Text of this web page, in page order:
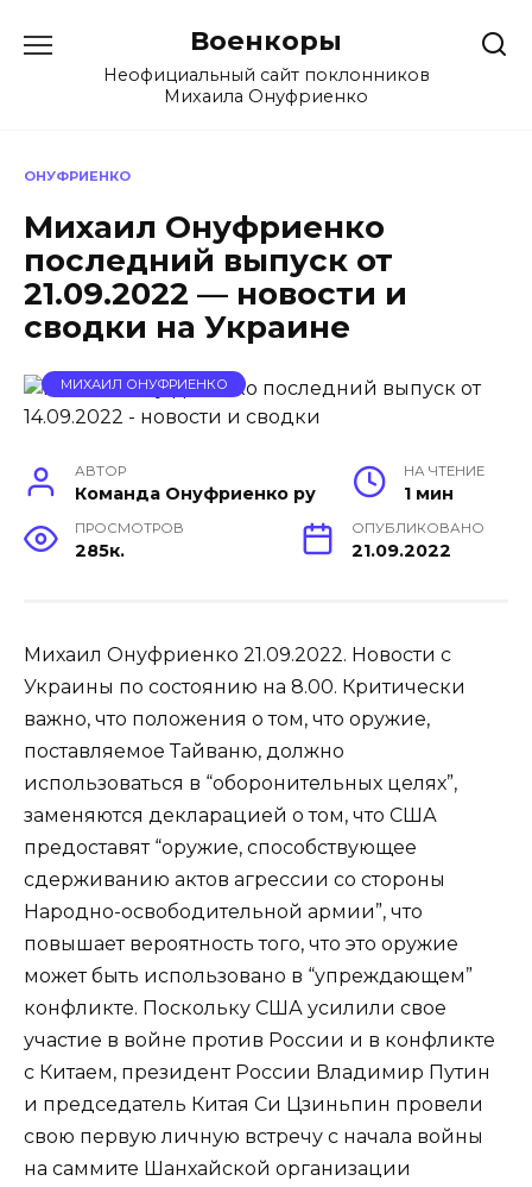
содержанию
Военкоры
Неофициальный сайт поклонников
Михаила Онуфриенко
ОНУФРИЕНКО
Михаил Онуфриенко
последний выпуск от
21.09.2022 — новости и
сводки на Украине
МИХАИЛ ОНУФРИЕНКО
АВТОР
Команда Онуфриенко ру
НА ЧТЕНИЕ
1 мин
ПРОСМОТРОВ
285к.
ОПУБЛИКОВАНО
21.09.2022
Михаил Онуфриенко 21.09.2022. Новости с
Украины по состоянию на 8.00. Критически
важно, что положения о том, что оружие,
поставляемое Тайваню, должно
использоваться в “оборонительных целях”,
заменяются декларацией о том, что США
предоставят “оружие, способствующее
сдерживанию актов агрессии со стороны
Народно-освободительной армии”, что
повышает вероятность того, что это оружие
может быть использовано в “упреждающем”
конфликте. Поскольку США усилили свое
участие в войне против России и в конфликте
с Китаем, президент России Владимир Путин
и председатель Китая Си Цзиньпин провели
свою первую личную встречу с начала войны
на саммите Шанхайской организации